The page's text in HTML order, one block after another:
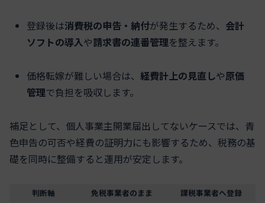
登録後は消費税の申告・納付が発生するため、 会計
ソフトの導入や請求書の連番管理を整えます。
価格転嫁が難しい場合は、経費計上の見直しや原価
管理で負担を吸収します。
補足として、個人事業主開業届出してないケースでは、青
色申告の可否や経費の証明力にも影響するため、税務の基
礎を同時に整備すると運用が安定します。
判断軸 免税事業者のまま
課税事業者へ登録